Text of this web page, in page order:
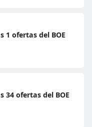
1 ofertas del BOE
34 ofertas del BOE